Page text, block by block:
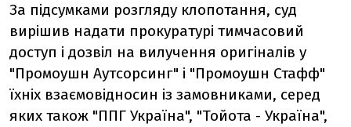
За підсумками розгляду клопотання, суд
вирішив надати прокуратурі тимчасовий
доступ і дозвіл на вилучення оригіналів у
"Промоушн Аутсорсинг" і "Промоушн Стафф"
їхніх взаємовідносин із замовниками, серед
яких також "ППГ Україна", "Тойота - Україна",